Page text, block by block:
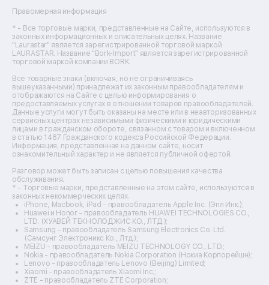
Ремонт фенов
Ремонт цифровых биноклей
Ремонт тепловизоров
Ремонт массажных кресел
Ремонт водонагревателей
Ремонт вытяжек
Ремонт источников бесперебойного питания
Ремонт пароварок
Ремонт микшерных пультов
Ремонт dj-пультов
Ремонт кухонных плит
Ремонт стедикамов
Ремонт оптических прицелов
Ремонт электровелосипедов
Ремонт видеокамер
Ремонт эхолотов
Ремонт 3d-принтеров
Ремонт прицелов ночного видения
Ремонт винных шкафов
Ремонт выпрямителей
Ремонт сушилок для рук
Ремонт дальномеров
Ремонт снегоуборщиков
Правомерная информация
* - Все торговые марки, представленные на Сайте, используются в
законных информационных и описательных целях. Название
"Laurastar" является зарегистрированной торговой маркой
LAURASTAR. Название "Bork-Import" является зарегистрированной
торговой маркой компании BORK.
Все товарные знаки (включая, но не ограничиваясь
вышеуказанными) принадлежат их законным правообладателям и
отображаются на Сайте с целью информирования о
предоставляемых услугах в отношении товаров правообладателей.
Данные услуги могут быть оказаны на месте или в неавторизованных
сервисных центрах независимыми физическими и юридическими
лицами в гражданском обороте, связанном с товаром и включенном
в статью 1487 Гражданского кодекса Российской Федерации.
Информация, представленная на данном сайте, носит
ознакомительный характер и не является публичной офертой.
Разговор может быть записан с целью повышения качества
обслуживания.
* - Торговые марки, представленные на этом сайте, используются в
законных некоммерческих целях.
iPhone, Macbook, iPad - правообладатель Apple Inc. (Эпл Инк.);
Huawei и Honor - правообладатель HUAWEI TECHNOLOGIES CO.,
LTD. (ХУАВЕЙ ТЕКНОЛОДЖИС КО., ЛТД.);
Samsung – правообладатель Samsung Electronics Co. Ltd.
(Самсунг Электроникс Ко., Лтд.);
MEIZU - правообладатель MEIZU TECHNOLOGY CO., LTD.;
Nokia - правообладатель Nokia Corporation (Нокиа Корпорейшн);
Lenovo - правообладатель Lenovo (Beijing) Limited;
Xiaomi - правообладатель Xiaomi Inc.;
ZTE - правообладатель ZTE Corporation;